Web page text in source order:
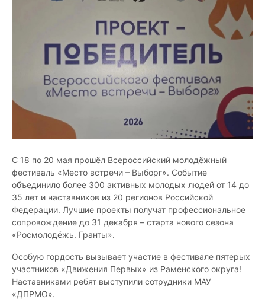
С 18 по 20 мая прошёл Всероссийский молодёжный
фестиваль «Место встречи – Выборг». Событие
объединило более 300 активных молодых людей от 14 до
35 лет и наставников из 20 регионов Российской
Федерации. Лучшие проекты получат профессиональное
сопровождение до 31 декабря – старта нового сезона
«Росмолодёжь. Гранты».
Особую гордость вызывает участие в фестивале пятерых
участников «Движения Первых» из Раменского округа!
Наставниками ребят выступили сотрудники МАУ
«ДПРМО».